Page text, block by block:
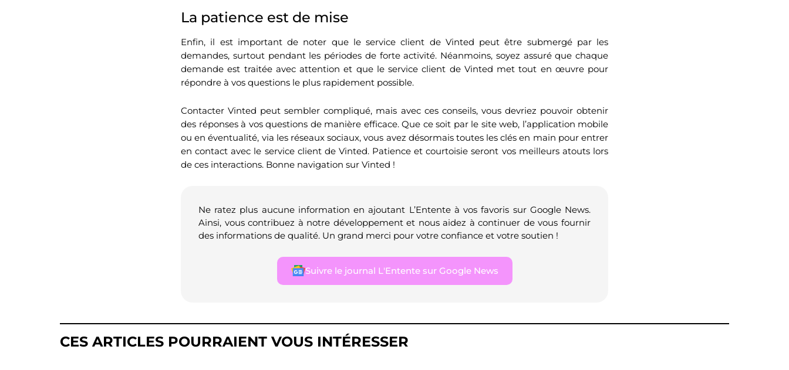
La patience est de mise
Enfin, il est important de noter que le service client de Vinted peut être submergé par les
demandes, surtout pendant les périodes de forte activité. Néanmoins, soyez assuré que chaque
demande est traitée avec attention et que le service client de Vinted met tout en œuvre pour
répondre à vos questions le plus rapidement possible.
Contacter Vinted peut sembler compliqué, mais avec ces conseils, vous devriez pouvoir obtenir
des réponses à vos questions de manière efficace. Que ce soit par le site web, l’application mobile
ou en éventualité, via les réseaux sociaux, vous avez désormais toutes les clés en main pour entrer
en contact avec le service client de Vinted. Patience et courtoisie seront vos meilleurs atouts lors
de ces interactions. Bonne navigation sur Vinted !
Ne ratez plus aucune information en ajoutant L’Entente à vos favoris sur Google News.
Ainsi, vous contribuez à notre développement et nous aidez à continuer de vous fournir
des informations de qualité. Un grand merci pour votre confiance et votre soutien !
Suivre le journal L'Entente sur Google News
CES ARTICLES POURRAIENT VOUS INTÉRESSER